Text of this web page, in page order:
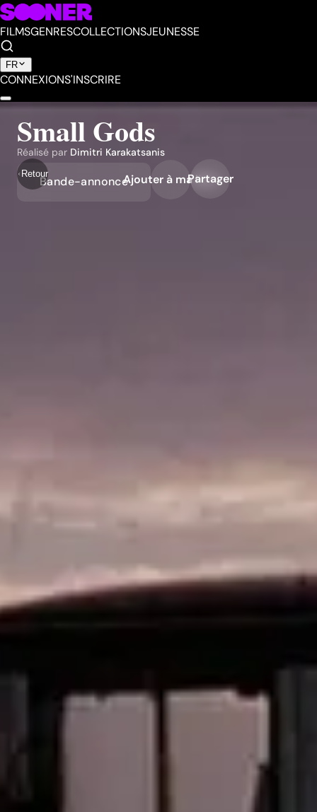
FILMSGENRESCOLLECTIONSJEUNESSE
FR
CONNEXIONS'INSCRIRE
Retour
Small Gods
Réalisé par Dimitri Karakatsanis
Bande-annonceAjouter à ma liste
Partager